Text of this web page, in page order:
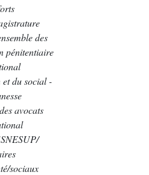
des
pénitentiaire
et du social -
avocats
sociaux